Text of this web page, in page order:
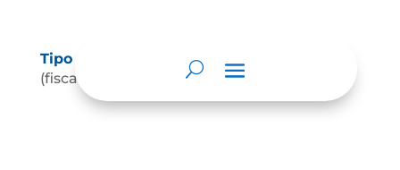
Tipo de control
(fiscal, social, político, regulatorio, etc.)